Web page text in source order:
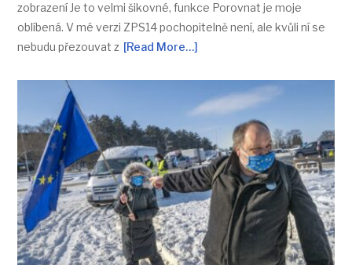
zobrazení Je to velmi šikovné, funkce Porovnat je moje
oblíbená. V mé verzi ZPS14 pochopitelně není, ale kvůli ní se
nebudu přezouvat z [Read More…]